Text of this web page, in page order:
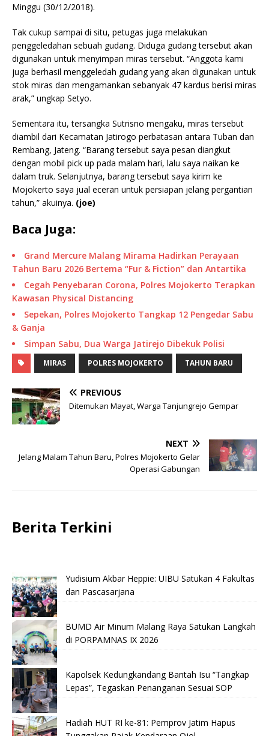
Minggu (30/12/2018).
Tak cukup sampai di situ, petugas juga melakukan
penggeledahan sebuah gudang. Diduga gudang tersebut akan
digunakan untuk menyimpan miras tersebut. “Anggota kami
juga berhasil menggeledah gudang yang akan digunakan untuk
stok miras dan mengamankan sebanyak 47 kardus berisi miras
arak,” ungkap Setyo.
Sementara itu, tersangka Sutrisno mengaku, miras tersebut
diambil dari Kecamatan Jatirogo perbatasan antara Tuban dan
Rembang, Jateng. “Barang tersebut saya pesan diangkut
dengan mobil pick up pada malam hari, lalu saya naikan ke
dalam truk. Selanjutnya, barang tersebut saya kirim ke
Mojokerto saya jual eceran untuk persiapan jelang pergantian
tahun,” akuinya. (joe)
Baca Juga:
Grand Mercure Malang Mirama Hadirkan Perayaan
Tahun Baru 2026 Bertema “Fur & Fiction” dan Antartika
Cegah Penyebaran Corona, Polres Mojokerto Terapkan
Kawasan Physical Distancing
Sepekan, Polres Mojokerto Tangkap 12 Pengedar Sabu
& Ganja
Simpan Sabu, Dua Warga Jatirejo Dibekuk Polisi
MIRAS POLRES MOJOKERTO TAHUN BARU
PREVIOUS
Ditemukan Mayat, Warga Tanjungrejo Gempar
NEXT
Jelang Malam Tahun Baru, Polres Mojokerto Gelar
Operasi Gabungan
Berita Terkini
Yudisium Akbar Heppie: UIBU Satukan 4 Fakultas
dan Pascasarjana
BUMD Air Minum Malang Raya Satukan Langkah
di PORPAMNAS IX 2026
Kapolsek Kedungkandang Bantah Isu “Tangkap
Lepas”, Tegaskan Penanganan Sesuai SOP
Hadiah HUT RI ke-81: Pemprov Jatim Hapus